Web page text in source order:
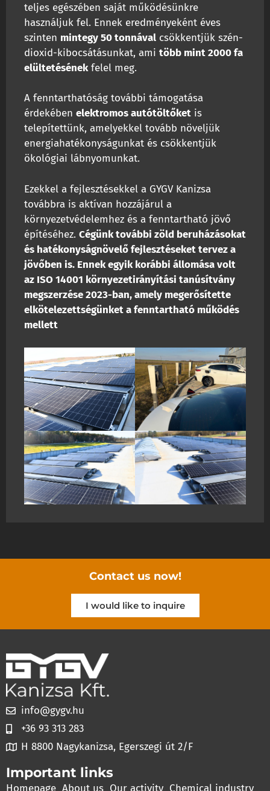
teljes egészében saját működésünkre
használjuk fel. Ennek eredményeként éves
szinten mintegy 50 tonnával csökkentjük szén-
dioxid-kibocsátásunkat, ami több mint 2000 fa
elültetésénekfelel meg.
A fenntarthatóság további támogatása
érdekében elektromos autótöltőket is
telepítettünk, amelyekkel tovább növeljük
energiahatékonyságunkat és csökkentjük
ökológiai lábnyomunkat.
Ezekkel a fejlesztésekkel a GYGV Kanizsa
továbbra is aktívan hozzájárul a
környezetvédelemhez és a fenntartható jövő
építéséhez. Cégünk további zöld beruházásokat
és hatékonyságnövelő fejlesztéseket tervez a
jövőben is. Ennek egyik korábbi állomása volt
az ISO 14001 környezetirányítási tanúsítvány
megszerzése 2023-ban, amely megerősítette
elkötelezettségünket a fenntartható működés
mellett
Contact us now!
I would like to inquire
info@gygv.hu
+36 93 313 283
H 8800 Nagykanizsa, Egerszegi út 2/F
Important links
Homepage About us Our activity Chemical industry